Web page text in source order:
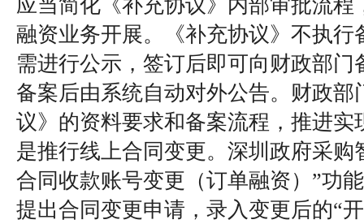
应当简化《补充协议》内部审批流程
融资业务开展。《补充协议》不执行
需进行公示，签订后即可向财政部门
备案后由系统自动对外公告。财政部
议》的资料要求和备案流程，推进实
是推行线上合同变更。深圳政府采购
合同收款账号变更（订单融资）”功
提出合同变更申请，录入变更后的“